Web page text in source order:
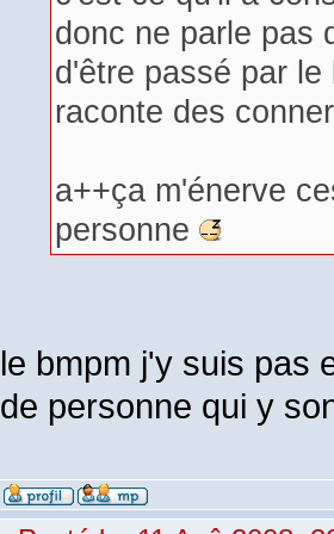
donc ne parle pas
d'être passé par
raconte des
a++ça m'énerve
personne
le bmpm j'y suis pas
de personne qui y